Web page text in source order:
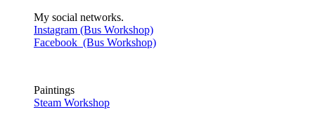
My social networks.
Instagram (Bus Workshop)
Facebook (Bus Workshop)
Paintings
Steam Workshop